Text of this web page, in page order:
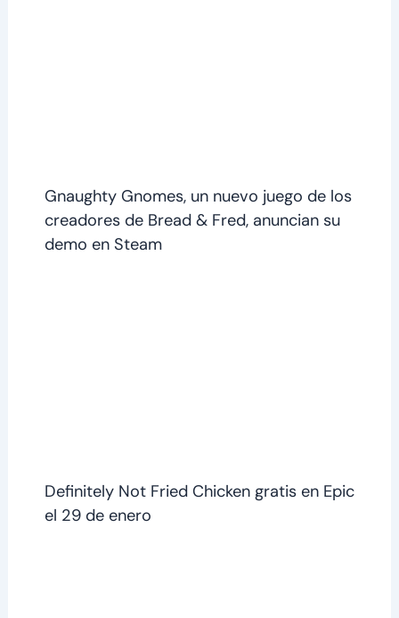
Gnaughty Gnomes, un nuevo juego de los
creadores de Bread & Fred, anuncian su
demo en Steam
Definitely Not Fried Chicken gratis en Epic
el 29 de enero